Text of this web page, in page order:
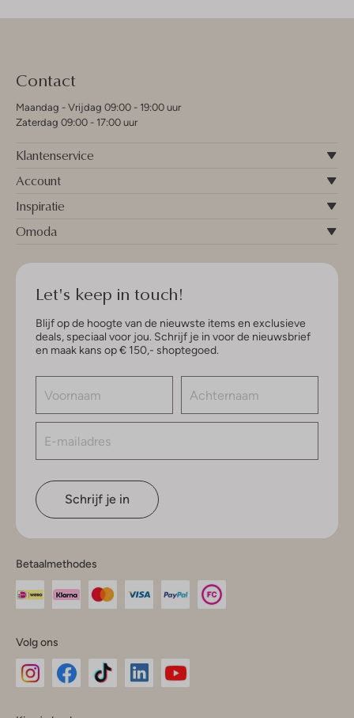
Contact
Maandag - Vrijdag 09:00 - 19:00 uur
Zaterdag 09:00 - 17:00 uur
Klantenservice
Account
Inspiratie
Omoda
Let's keep in touch!
Blijf op de hoogte van de nieuwste items en exclusieve
deals, speciaal voor jou. Schrijf je in voor de nieuwsbrief
en maak kans op € 150,- shoptegoed.
Schrijf je in
Betaalmethodes
Volg ons